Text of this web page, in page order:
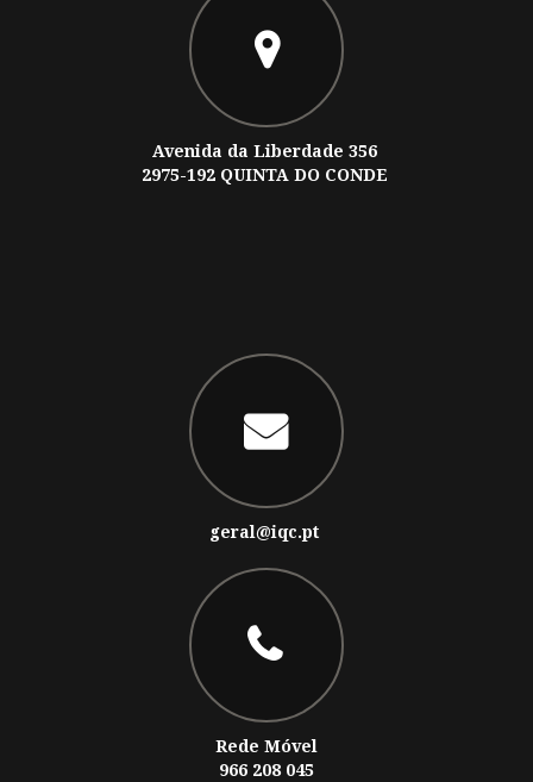
Avenida da Liberdade 356
2975-192 QUINTA DO CONDE
geral@iqc.pt
Rede Móvel
966 208 045